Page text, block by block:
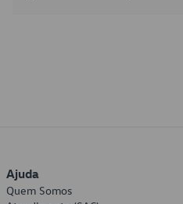
Ajuda
Quem Somos